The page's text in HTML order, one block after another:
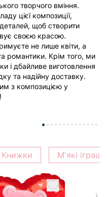
творчого вміння.
цієї композиції,
щоб створити
своєю красою.
не лише квіти, а
романтики. Крім того, ми
і дбайливе виготовлення
та надійну доставку.
з композицією у
Книжки М'які